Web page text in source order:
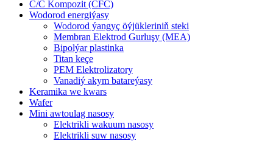
C/C Kompozit (CFC)
Wodorod energiýasy
Wodorod ýangyç öýjükleriniň steki
Membran Elektrod Gurluşy (MEA)
Bipolýar plastinka
Titan keçe
PEM Elektrolizatory
Vanadiý akym batareýasy
Keramika we kwars
Wafer
Mini awtoulag nasosy
Elektrikli wakuum nasosy
Elektrikli suw nasosy